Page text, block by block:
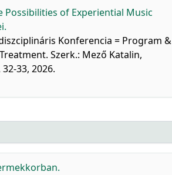
Possibilities of Experiential Music
Konferencia = Program &
Szerk.: Mező Katalin,
33, 2026.